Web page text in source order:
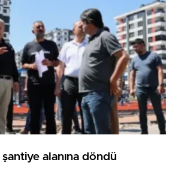
alanına döndü